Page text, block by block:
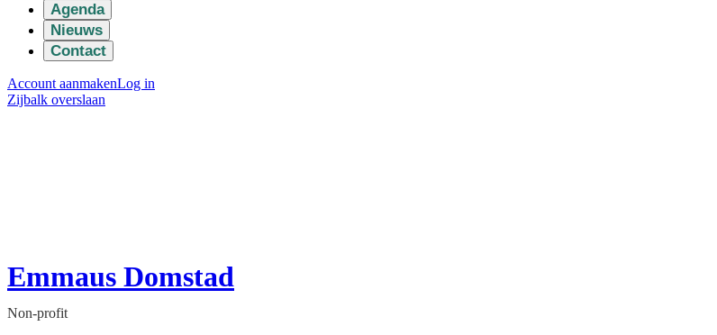
Agenda
Nieuws
Contact
Account aanmakenLog in
Zijbalk overslaan
Emmaus Domstad
Non-profit